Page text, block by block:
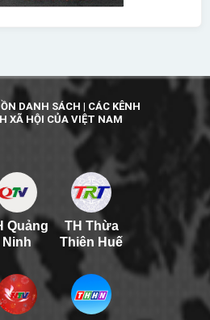
DANH SÁCH | CÁC KÊNH
XÃ HỘI CỦA VIỆT NAM
Quảng
Ninh
TH Thừa
Thiên Huế